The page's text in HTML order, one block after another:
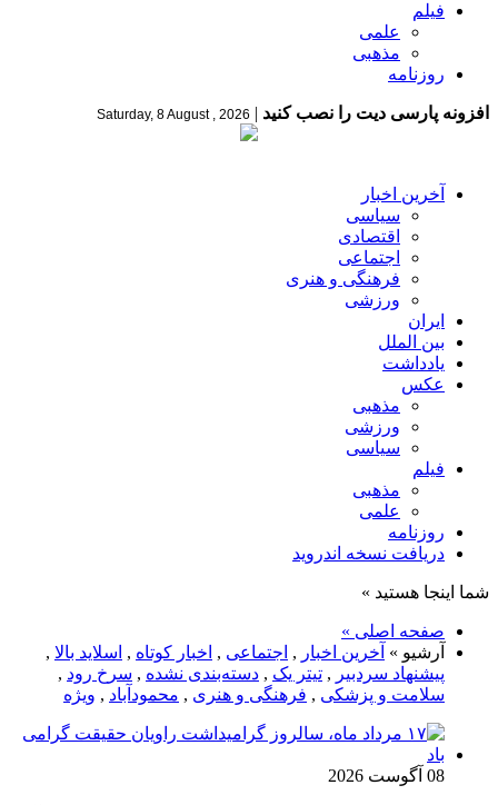
فیلم
علمی
مذهبی
روزنامه
افزونه پارسی دیت را نصب کنید |
Saturday, 8 August , 2026
آخرین اخبار
سیاسی
اقتصادی
اجتماعی
فرهنگی و هنری
ورزشی
ایران
بین الملل
یادداشت
عکس
مذهبی
ورزشی
سیاسی
فیلم
مذهبی
علمی
روزنامه
دریافت نسخه اندروید
شما اینجا هستید »
صفحه اصلی »
آرشیو » آخرین اخبار , اجتماعی , اخبار کوتاه , اسلاید بالا ,
پیشنهاد سردبیر , تیتر یک , دسته‌بندی نشده , سرخ رود ,
سلامت و پزشکی , فرهنگی و هنری , محمودآباد , ویژه
08 آگوست 2026